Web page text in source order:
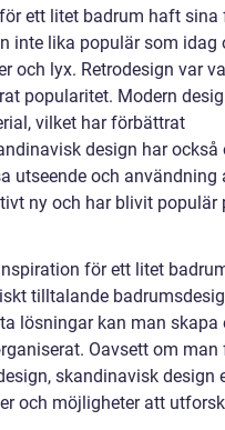
ett litet badrum haft sina
inte lika populär som idag
och lyx. Retrodesign var
popularitet. Modern
vilket har förbättrat
design har också
utseende och användning
ny och har blivit populär
för ett litet
tilltalande
lösningar kan man skapa
Oavsett om man
skandinavisk design
och möjligheter att